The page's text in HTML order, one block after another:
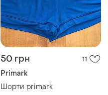
50 грн 11
Primark
Шорти primark